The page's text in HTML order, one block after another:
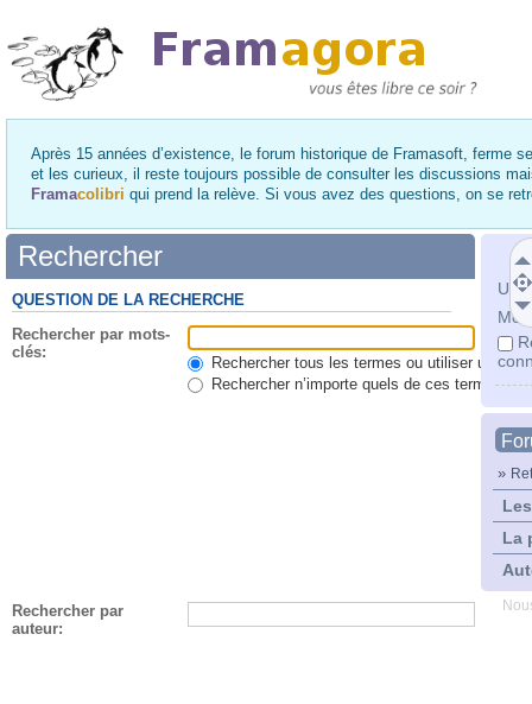
Après 15 années d’existence, le forum historique de Framasoft, ferme
et les curieux, il reste toujours possible de consulter les discussions
Framacolibri qui prend la relève. Si vous avez des questions, on se
Mot
»
La
Rechercher
QUESTION DE LA RECHERCHE
Rechercher par mots-
clés:
Rechercher tous les termes ou utiliser une
Rechercher n’importe quels de ces termes
Rechercher par
auteur: